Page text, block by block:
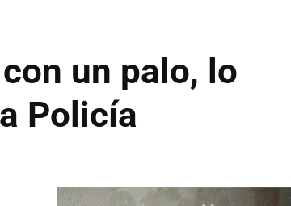
un palo, lo
Policía